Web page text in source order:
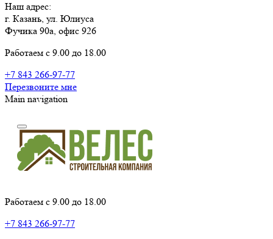
Наш адрес:
г. Казань, ул. Юлиуса
Фучика 90а, офис 926
Работаем с 9.00 до 18.00
+7 843 266-97-77
Перезвоните мне
Main navigation
Работаем с 9.00 до 18.00
+7 843 266-97-77